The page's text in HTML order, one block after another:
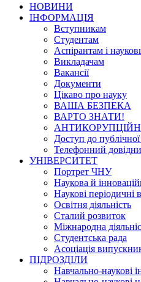
НОВИНИ
ІНФОРМАЦІЯ
Вступникам
Студентам
Аспірантам і
Викладачам
Вакансії
Документи
Цікаво про науку
ВАША БЕЗПЕКА
ВАРТО ЗНАТИ!
Доступ до публічної
Телефонний
УНІВЕРСИТЕТ
Портрет ЧНУ
Наукова й
Наукові періодичні
Освітня діяльність
Сталий розвиток
Міжнародна
Студентська рада
Асоціація
ПІДРОЗДІЛИ
Навчально-наукові